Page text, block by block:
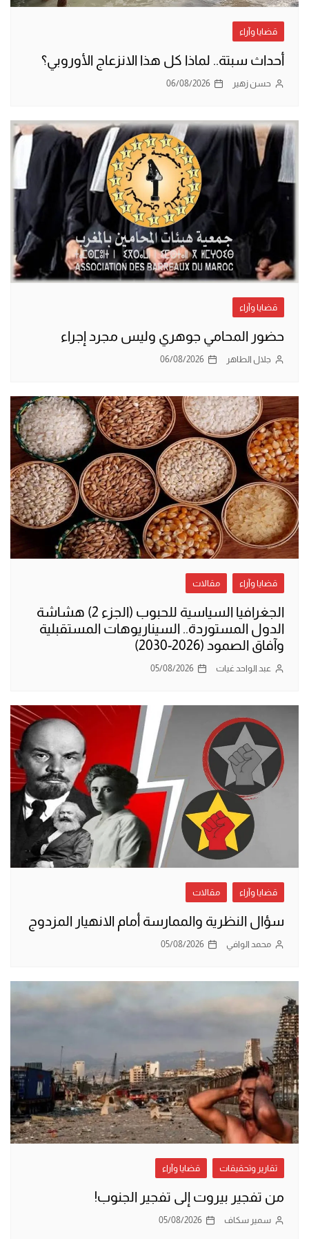
قضايا وآراء
أحداث سبتة.. لماذا كل هذا الانزعاج الأوروبي؟
حسن زهير 06/08/2026
قضايا وآراء
حضور المحامي جوهري وليس مجرد إجراء
جلال الطاهر 06/08/2026
قضايا وآراء مقالات
الجغرافيا السياسية للحبوب (الجزء 2) هشاشة
الدول المستوردة.. السيناريوهات المستقبلية
وآفاق الصمود (2026-2030)
عبد الواحد غيات 05/08/2026
قضايا وآراء مقالات
سؤال النظرية والممارسة أمام الانهيار المزدوج
محمد الوافي 05/08/2026
تقارير وتحقيقات قضايا وآراء
من تفجير بيروت إلى تفجير الجنوب!
سمير سكاف 05/08/2026